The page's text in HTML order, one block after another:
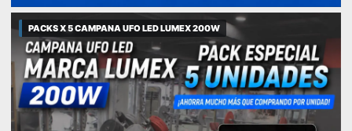
PACKS X 5 CAMPANA UFO LED LUMEX 200W